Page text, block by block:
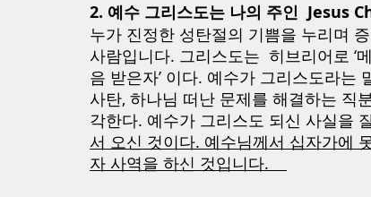
2. 예수 그리스도는 나의 주인  Jesus
누가 진정한 성탄절의 기쁨을 누리며
사람입니다. 그리스도는  히브리어로 ‘
음 받은자’ 이다. 예수가 그리스도라는
사탄, 하나님 떠난 문제를 해결하는 직
각한다. 예수가 그리스도 되신 사실을
서 오신 것이다. 예수님께서 십자가에
자 사역을 하신 것입니다.